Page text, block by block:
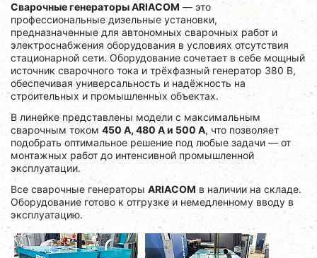
Сварочные генераторы ARIACOM — это
профессиональные дизельные установки,
предназначенные для автономных сварочных работ и
электроснабжения оборудования в условиях отсутствия
стационарной сети. Оборудование сочетает в себе мощный
источник сварочного тока и трёхфазный генератор 380 В,
обеспечивая универсальность и надёжность на
строительных и промышленных объектах.
В линейке представлены модели с максимальным
сварочным током 450 А, 480 А и 500 А, что позволяет
подобрать оптимальное решение под любые задачи — от
монтажных работ до интенсивной промышленной
эксплуатации.
Все сварочные генераторы ARIACOM в наличии на складе.
Оборудование готово к отгрузке и немедленному вводу в
эксплуатацию.